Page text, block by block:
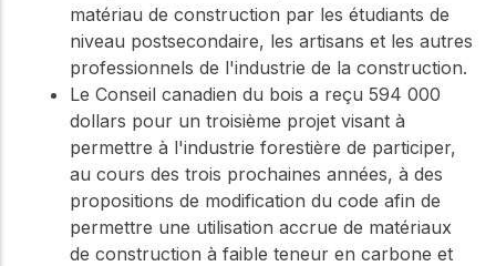
matériau de construction par les étudiants de
niveau postsecondaire, les artisans et les autres
professionnels de l'industrie de la construction.
Le Conseil canadien du bois a reçu 594 000
dollars pour un troisième projet visant à
permettre à l'industrie forestière de participer,
au cours des trois prochaines années, à des
propositions de modification du code afin de
permettre une utilisation accrue de matériaux
de construction à faible teneur en carbone et